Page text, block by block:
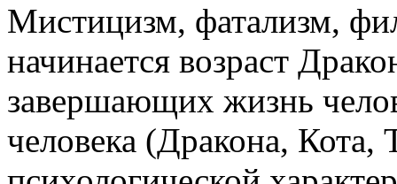
Мистицизм, фатализм,
начинается возраст
завершающих жизнь
человека (Дракона,